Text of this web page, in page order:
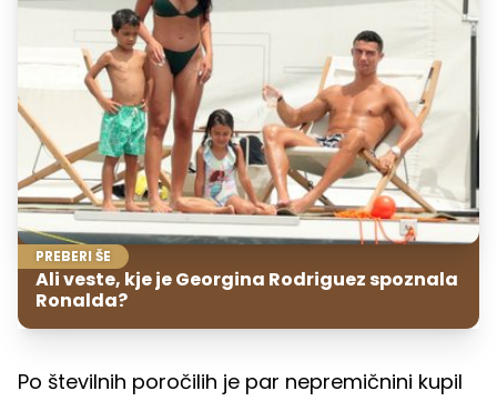
PREBERI ŠE
Ali veste, kje je Georgina Rodriguez spoznala
Ronalda?
Po številnih poročilih je par nepremičnini kupil